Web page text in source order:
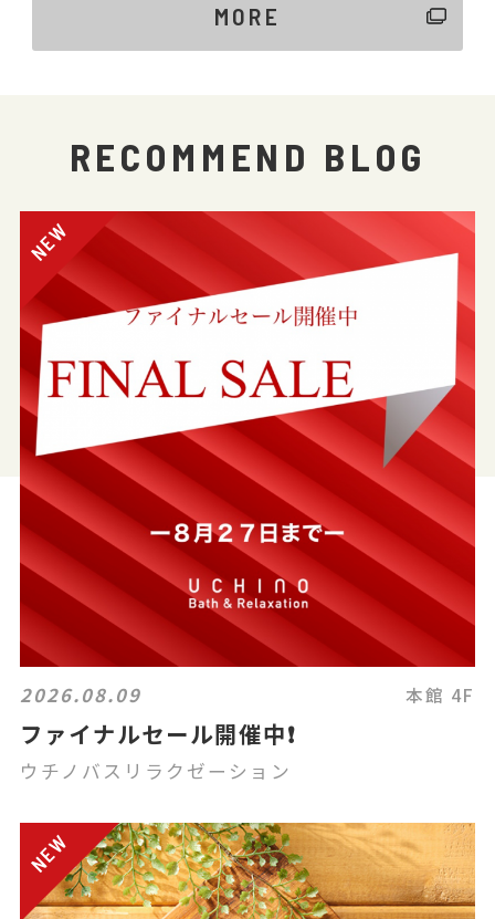
MORE
RECOMMEND BLOG
2026.08.09 本館 4F
ファイナルセール開催中❗️
ウチノバスリラクゼーション